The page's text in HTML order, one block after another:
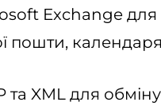
Exchange
пошти, календаря,
та XML для